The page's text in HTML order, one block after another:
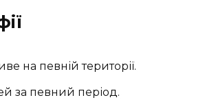
на певній території.
за певний період.